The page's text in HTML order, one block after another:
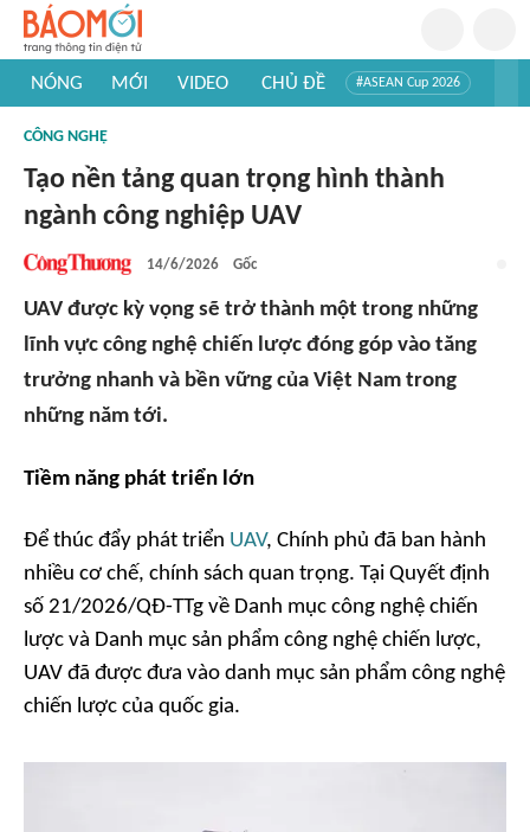
NÓNG MỚI VIDEO CHỦ ĐỀ #ASEAN Cup 2026
#Khám phá thế giới
CÔNG NGHỆ
Tạo nền tảng quan trọng hình thành
ngành công nghiệp UAV
14/6/2026 Gốc
UAV được kỳ vọng sẽ trở thành một trong những
lĩnh vực công nghệ chiến lược đóng góp vào tăng
trưởng nhanh và bền vững của Việt Nam trong
những năm tới.
Tiềm năng phát triển lớn
Để thúc đẩy phát triển UAV, Chính phủ đã ban hành
nhiều cơ chế, chính sách quan trọng. Tại Quyết định
số 21/2026/QĐ-TTg về Danh mục công nghệ chiến
lược và Danh mục sản phẩm công nghệ chiến lược,
UAV đã được đưa vào danh mục sản phẩm công nghệ
chiến lược của quốc gia.